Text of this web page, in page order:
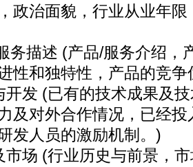
政治面貌，行业从业年
描述 (产品/服务介绍，
性和独特性，产品的竞争
(已有的技术成果及技
及对外合作情况，已经
发人员的激励机制。)
(行业历史与前景，市